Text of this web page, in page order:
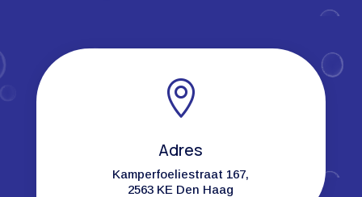

Adres
Kamperfoeliestraat 167,
2563 KE Den Haag